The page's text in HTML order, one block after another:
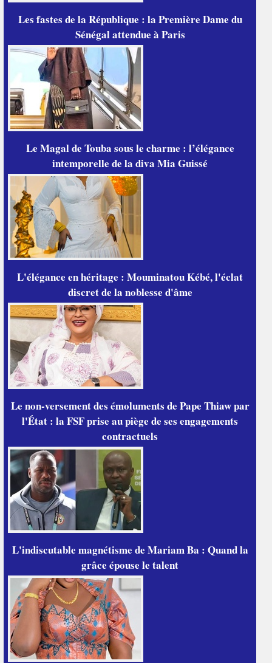
Les fastes de la République : la Première Dame du
Sénégal attendue à Paris
Le Magal de Touba sous le charme : l’élégance
intemporelle de la diva Mia Guissé
L'élégance en héritage : Mouminatou Kébé, l'éclat
discret de la noblesse d'âme
Le non-versement des émoluments de Pape Thiaw par
l'État : la FSF prise au piège de ses engagements
contractuels
L'indiscutable magnétisme de Mariam Ba : Quand la
grâce épouse le talent